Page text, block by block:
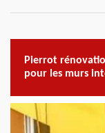
Pierrot
pour les murs